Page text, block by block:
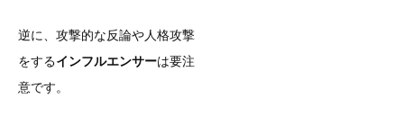
逆に、攻撃的な反論や人格攻撃
をするインフルエンサーは要注
意です。